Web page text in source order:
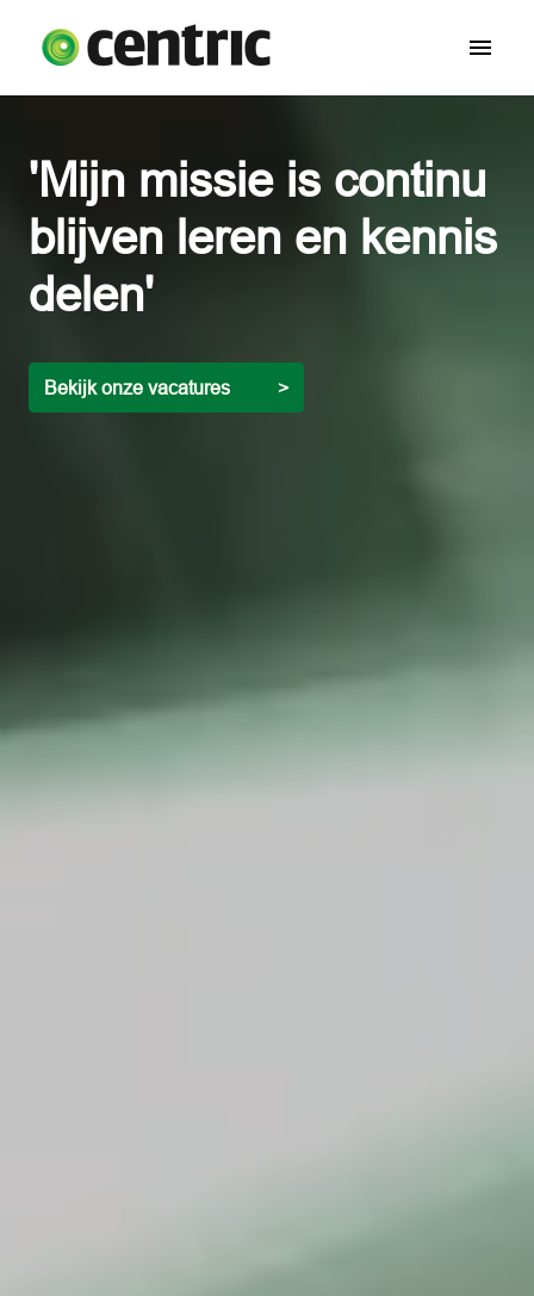
contentHomepagina
'Mijn missie is continu
blijven leren en kennis
delen'
Bekijk onze vacatures          >